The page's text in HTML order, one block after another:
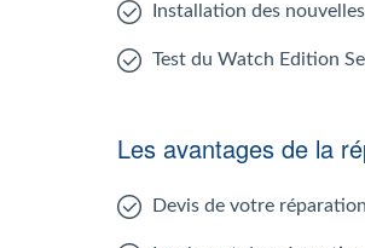
Installation des
Test du Watch Edition
Les avantages de la
Devis de votre